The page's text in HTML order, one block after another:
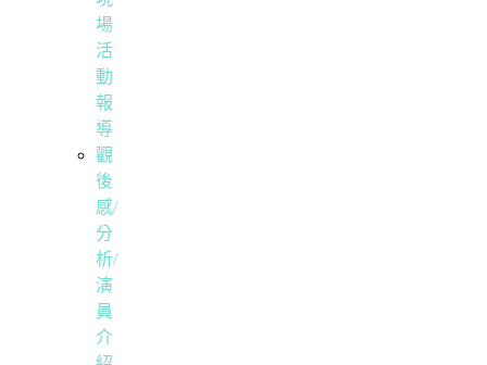
場
活
動
報
導
觀
後
感/
分
析/
演
員
介